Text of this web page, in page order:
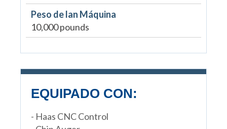
Peso de lan Máquina
10,000 pounds
EQUIPADO CON:
- Haas CNC Control